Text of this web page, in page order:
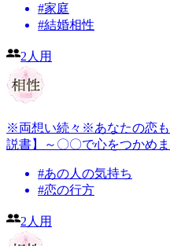
#家庭
#結婚相性
2人用
※両想い続々※あなたの恋
説書】～〇〇で心をつかめ
#あの人の気持ち
#恋の行方
2人用